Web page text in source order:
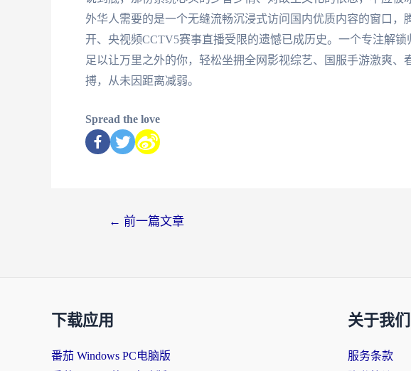
外华人需要的是一个无缝流畅沉浸式访问国内优质内容的窗口，
开、央视频CCTV5赛事直播受限的遗憾已成历史。一个专注解锁
足以让万里之外的你，轻松坐拥全网影视综艺、国服手游激爽
搏，从未因距离减弱。
Spread the love
← 前一篇文章
下载应用
番茄 Windows PC电脑版
关于我们
服务条款